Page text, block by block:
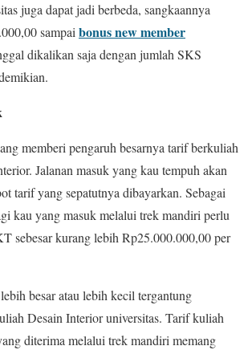
juga dapat jadi berbeda, sangkaannya
sampaibonus new member
dikalikan saja dengan jumlah SKS
memberi pengaruh besarnya tarif berkuliah
Jalanan masuk yang kau tempuh akan
tarif yang sepatutnya dibayarkan. Sebagai
kau yang masuk melalui trek mandiri perlu
sebesar kurang lebih Rp25.000.000,00 per
besar atau lebih kecil tergantung
Desain Interior universitas. Tarif kuliah
diterima melalui trek mandiri memang